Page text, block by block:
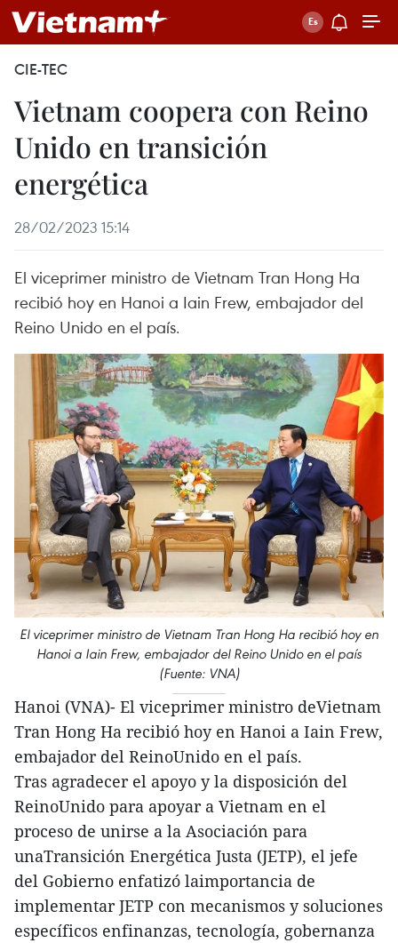
CIE-TEC
Vietnam coopera con Reino
Unido en transición
energética
28/02/2023 15:14
El viceprimer ministro de Vietnam Tran Hong Ha
recibió hoy en Hanoi a Iain Frew, embajador del
Reino Unido en el país.
El viceprimer ministro de Vietnam Tran Hong Ha recibió hoy en
Hanoi a Iain Frew, embajador del Reino Unido en el país
(Fuente: VNA)
Hanoi (VNA)- El viceprimer ministro deVietnam
Tran Hong Ha recibió hoy en Hanoi a Iain Frew,
embajador del ReinoUnido en el país.
Tras agradecer el apoyo y la disposición del
ReinoUnido para apoyar a Vietnam en el
proceso de unirse a la Asociación para
unaTransición Energética Justa (JETP), el jefe
del Gobierno enfatizó laimportancia de
implementar JETP con mecanismos y soluciones
específicos enfinanzas, tecnología, gobernanza